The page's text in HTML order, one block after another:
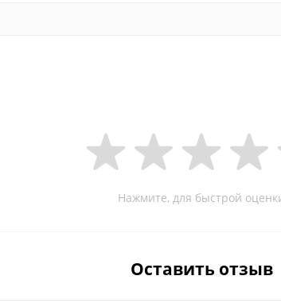
Нажмите, для быстрой
Оставить отзыв